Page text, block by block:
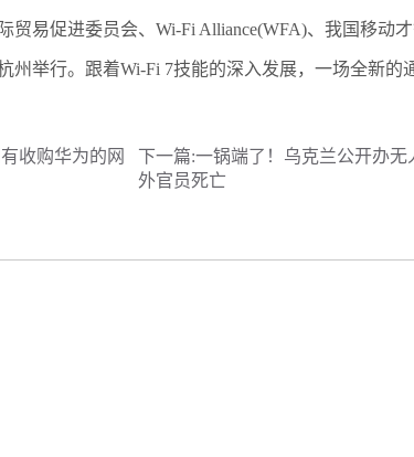
易促进委员会、Wi-Fi Alliance(WFA)、我国移动
州举行。跟着Wi-Fi 7技能的深入发展，一场全新的
收购华为的网
下一篇:一锅端了！乌克兰公开办无
外官员死亡